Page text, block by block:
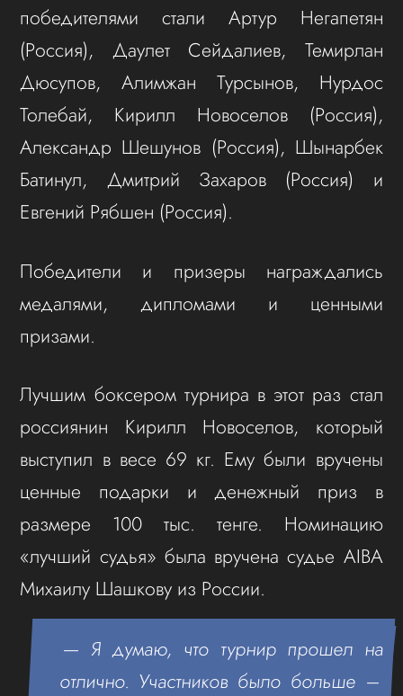
победителями стали Артур Негапетян
(Россия), Даулет Сейдалиев, Темирлан
Дюсупов, Алимжан Турсынов, Нурдос
Толебай, Кирилл Новоселов (Россия),
Александр Шешунов (Россия), Шынарбек
Батинул, Дмитрий Захаров (Россия) и
Евгений Рябшен (Россия).
Победители и призеры награждались
медалями, дипломами и ценными
призами.
Лучшим боксером турнира в этот раз стал
россиянин Кирилл Новоселов, который
выступил в весе 69 кг. Ему были вручены
ценные подарки и денежный приз в
размере 100 тыс. тенге. Номинацию
«лучший судья» была вручена судье AIBA
Михаилу Шашкову из России.
— Я думаю, что турнир прошел на
отлично. Участников было больше –